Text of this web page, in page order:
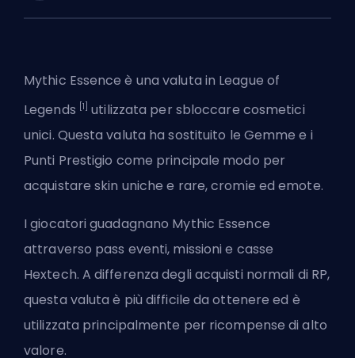
Mythic Essence è una valuta in League of
Legends [1] utilizzata per sbloccare cosmetici
unici. Questa valuta ha sostituito le Gemme e i
Punti Prestigio come principale modo per
acquistare skin uniche e rare, cromie ed emote.
I giocatori guadagnano Mythic Essence
attraverso pass eventi, missioni e casse
Hextech. A differenza degli acquisti normali di RP,
questa valuta è più difficile da ottenere ed è
utilizzata principalmente per ricompense di alto
valore.